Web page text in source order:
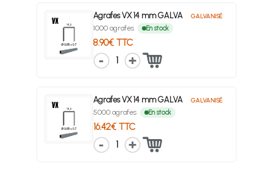
Agrafes VX 14 mm GALVA GALVANISÉ
1000 agrafes En stock
8.90€ TTC
1
Agrafes VX 14 mm GALVA GALVANISÉ
5000 agrafes En stock
16.42€ TTC
1